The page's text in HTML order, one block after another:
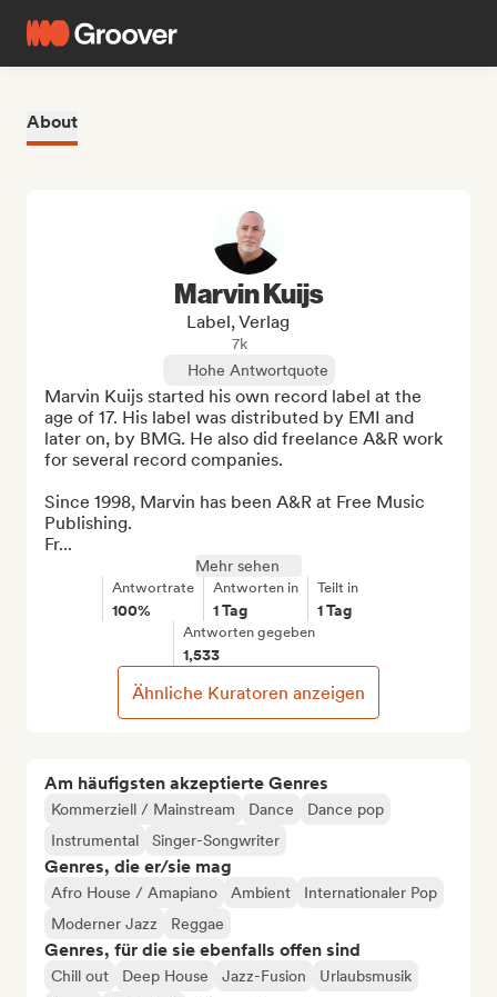
About
Am häufigsten akzeptierte Genres
Kommerziell / Mainstream Dance
Dance pop
Instrumental
Singer-Songwriter
Genres, die er/sie mag
Afro House / Amapiano Ambient
Internationaler Pop
Moderner Jazz
Reggae
Genres, für die sie ebenfalls offen sind
Chill out Deep House Jazz-Fusion
Urlaubsmusik
Marvin Kuijs
Label, Verlag
7k
Hohe Antwortquote
Marvin Kuijs started his own record label at the
age of 17. His label was distributed by EMI and
later on, by BMG. He also did freelance A&R work
for several record companies.
Since 1998, Marvin has been A&R at Free Music
Publishing.
Fr...
Mehr sehen
Antwortrate
100%
Antworten in
1 Tag
Teilt in
1 Tag
Antworten gegeben
1,533
Ähnliche Kuratoren anzeigen